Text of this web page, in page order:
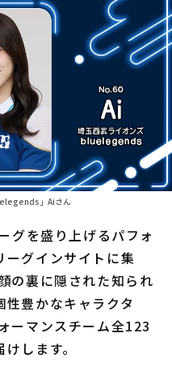
ーズ
グルス
」Aiさん
グを盛り上げるパフォ
ーグインサイトに集
の裏に隠された知られ
豊かなキャラクタ
ーマンスチーム全123
します。